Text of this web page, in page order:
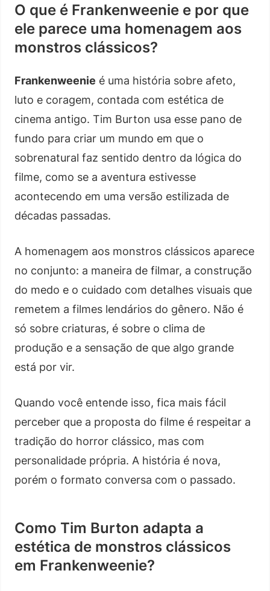
O que é Frankenweenie e por que
ele parece uma homenagem aos
monstros clássicos?
Frankenweenie é uma história sobre afeto,
luto e coragem, contada com estética de
cinema antigo. Tim Burton usa esse pano de
fundo para criar um mundo em que o
sobrenatural faz sentido dentro da lógica do
filme, como se a aventura estivesse
acontecendo em uma versão estilizada de
décadas passadas.
A homenagem aos monstros clássicos aparece
no conjunto: a maneira de filmar, a construção
do medo e o cuidado com detalhes visuais que
remetem a filmes lendários do gênero. Não é
só sobre criaturas, é sobre o clima de
produção e a sensação de que algo grande
está por vir.
Quando você entende isso, fica mais fácil
perceber que a proposta do filme é respeitar a
tradição do horror clássico, mas com
personalidade própria. A história é nova,
porém o formato conversa com o passado.
Como Tim Burton adapta a
estética de monstros clássicos
em Frankenweenie?